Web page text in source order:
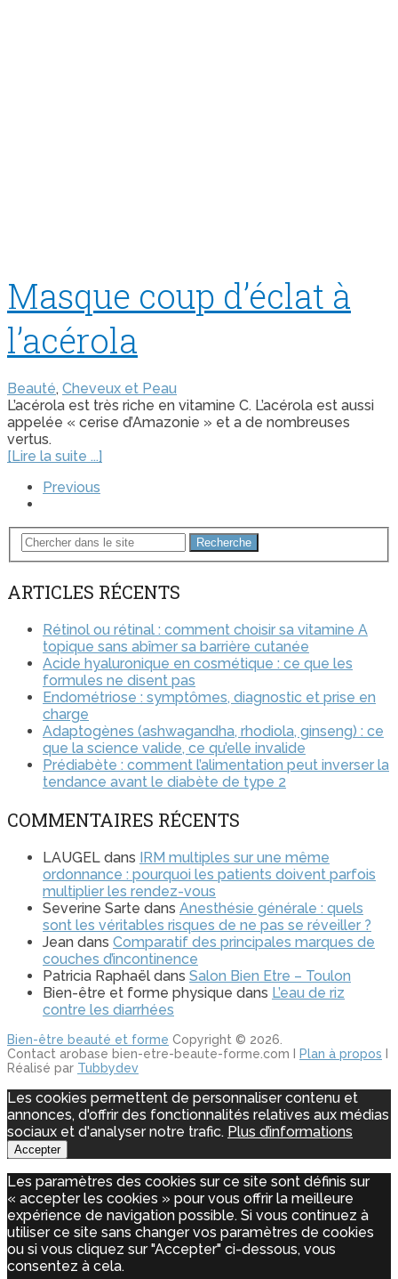
Masque coup d’éclat à
l’acérola
Beauté, Cheveux et Peau
L’acérola est très riche en vitamine C. L’acérola est aussi
appelée « cerise d’Amazonie » et a de nombreuses
vertus.
[Lire la suite ...]
Previous
Recherche
ARTICLES RÉCENTS
Rétinol ou rétinal : comment choisir sa vitamine A
topique sans abîmer sa barrière cutanée
Acide hyaluronique en cosmétique : ce que les
formules ne disent pas
Endométriose : symptômes, diagnostic et prise en
charge
Adaptogènes (ashwagandha, rhodiola, ginseng) : ce
que la science valide, ce qu’elle invalide
Prédiabète : comment l’alimentation peut inverser la
tendance avant le diabète de type 2
COMMENTAIRES RÉCENTS
LAUGEL dans
IRM multiples sur une même
ordonnance : pourquoi les patients doivent parfois
multiplier les rendez-vous
Severine Sarte dans Anesthésie générale : quels
sont les véritables risques de ne pas se réveiller ?
Jean dans Comparatif des principales marques de
couches d’incontinence
Patricia Raphaël dans Salon Bien Etre – Toulon
Bien-être et forme physique dans L’eau de riz
contre les diarrhées
Bien-être beauté et forme Copyright © 2026.
Contact arobase bien-etre-beaute-forme.com I
Plan à propos
Réalisé par Tubbydev
Les cookies permettent de personnaliser contenu et
annonces, d'offrir des fonctionnalités relatives aux médias
sociaux et d'analyser notre trafic. Plus d’informations
Accepter
Les paramètres des cookies sur ce site sont définis sur
« accepter les cookies » pour vous offrir la meilleure
expérience de navigation possible. Si vous continuez à
utiliser ce site sans changer vos paramètres de cookies
ou si vous cliquez sur "Accepter" ci-dessous, vous
consentez à cela.